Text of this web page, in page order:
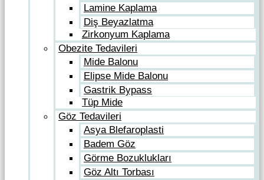
Lamine Kaplama
Diş Beyazlatma
Zirkonyum Kaplama
Obezite Tedavileri
Mide Balonu
Elipse Mide Balonu
Gastrik Bypass
Tüp Mide
Göz Tedavileri
Asya Blefaroplasti
Badem Göz
Görme Bozuklukları
Göz Altı Torbası